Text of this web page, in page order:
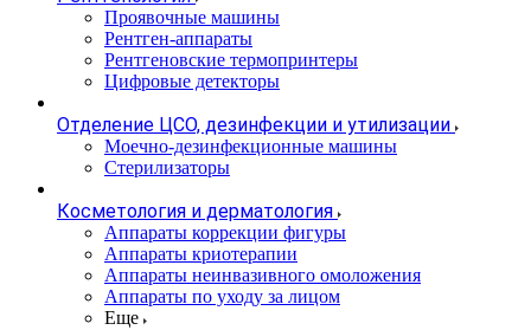
Проявочные машины
Рентген-аппараты
Рентгеновские термопринтеры
Цифровые детекторы
Отделение ЦСО, дезинфекции и утилизации
Моечно-дезинфекционные машины
Стерилизаторы
Косметология и дерматология
Аппараты коррекции фигуры
Аппараты криотерапии
Аппараты неинвазивного омоложения
Аппараты по уходу за лицом
Еще